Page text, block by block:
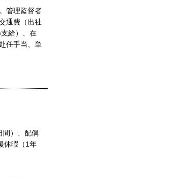
管理監督者
通費（出社
給）、在
任手当、単
間）、配偶
休暇（1年